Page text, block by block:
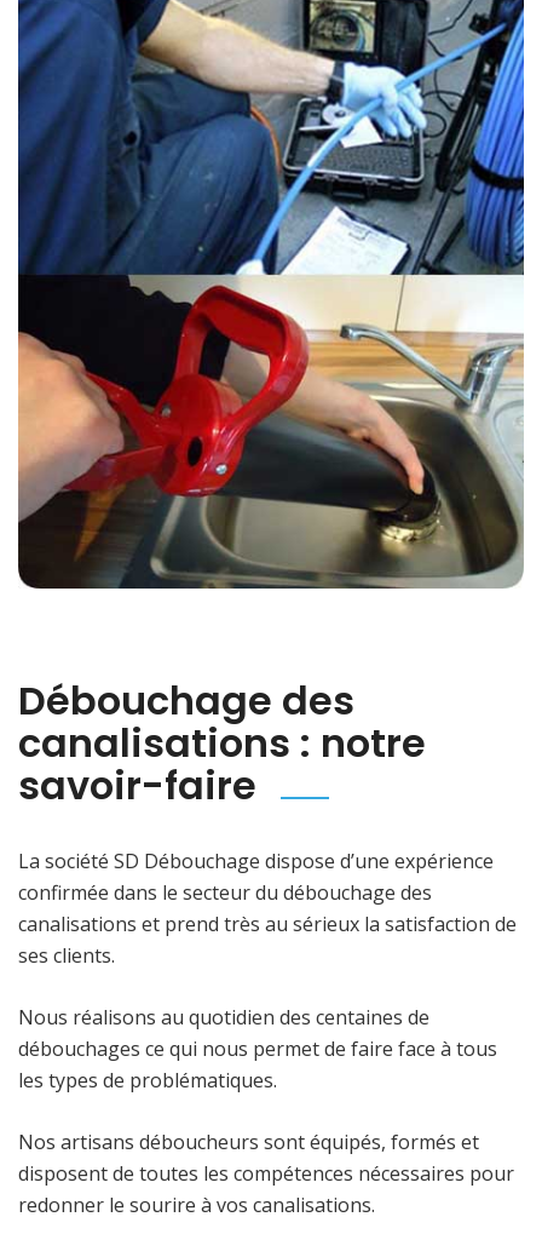
Débouchage des
canalisations : notre
savoir-faire
La société SD Débouchage dispose d’une expérience
confirmée dans le secteur du débouchage des
canalisations et prend très au sérieux la satisfaction de
ses clients.
Nous réalisons au quotidien des centaines de
débouchages ce qui nous permet de faire face à tous
les types de problématiques.
Nos artisans déboucheurs sont équipés, formés et
disposent de toutes les compétences nécessaires pour
redonner le sourire à vos canalisations.